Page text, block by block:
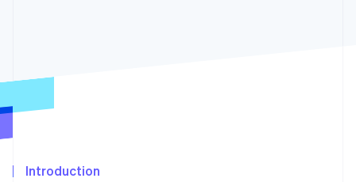
Vérification de l'identité
Introduction